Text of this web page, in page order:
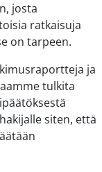
josta
ratkaisuja
on tarpeen.
ja
tulkita
siten, että